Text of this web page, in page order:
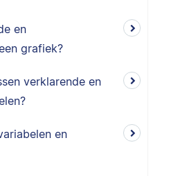
en
grafiek?
verklarende en
en